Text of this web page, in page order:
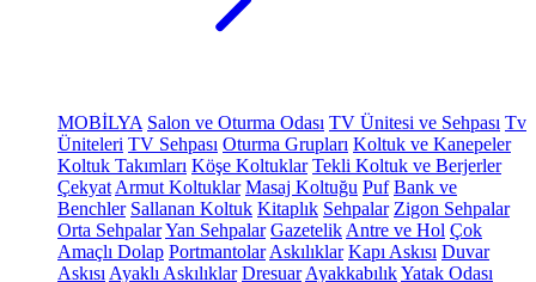
MOBİLYA Salon ve Oturma Odası TV Ünitesi ve Sehpası Tv
Üniteleri TV Sehpası Oturma Grupları Koltuk ve Kanepeler
Koltuk Takımları Köşe Koltuklar Tekli Koltuk ve Berjerler
Çekyat Armut Koltuklar Masaj Koltuğu Puf Bank ve
Benchler Sallanan Koltuk Kitaplık Sehpalar Zigon Sehpalar
Orta SehpalarYan Sehpalar Gazetelik Antre ve Hol Çok
Amaçlı Dolap Portmantolar Askılıklar Kapı Askısı Duvar
Askısı Ayaklı Askılıklar Dresuar AyakkabılıkYatak Odası